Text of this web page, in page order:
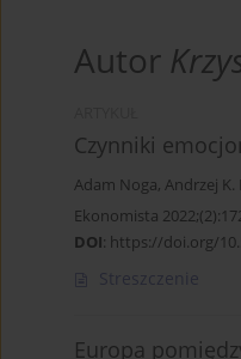
Autor
Czynniki
Adam Noga, Andrzej K.
Ekonomista
DOI: https://doi.org/
Streszczenie
Europa